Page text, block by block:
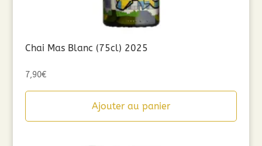
Chai Mas Blanc (75cl) 2025
7,90€
Ajouter au panier